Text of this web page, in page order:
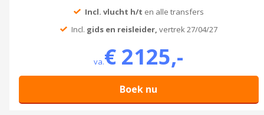
Incl. vlucht h/t en alle transfers
Incl. gids en reisleider, vertrek 27/04/27
va.€ 2125,-
Boek nu